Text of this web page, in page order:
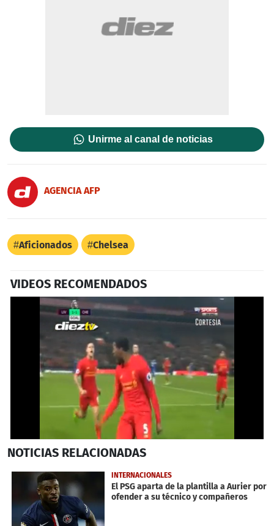
Unirme al canal de noticias
AGENCIA AFP
Aficionados Chelsea
VIDEOS RECOMENDADOS
seconds
42
seconds
NOTICIAS RELACIONADAS
INTERNACIONALES
El PSG aparta de la plantilla a Aurier por
ofender a su técnico y compañeros